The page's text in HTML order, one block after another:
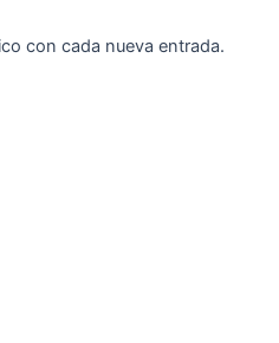
con cada nueva entrada.